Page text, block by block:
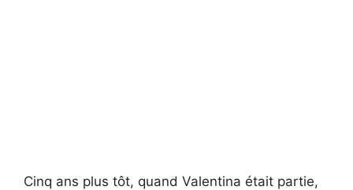
Cinq ans plus tôt, quand Valentina était partie,